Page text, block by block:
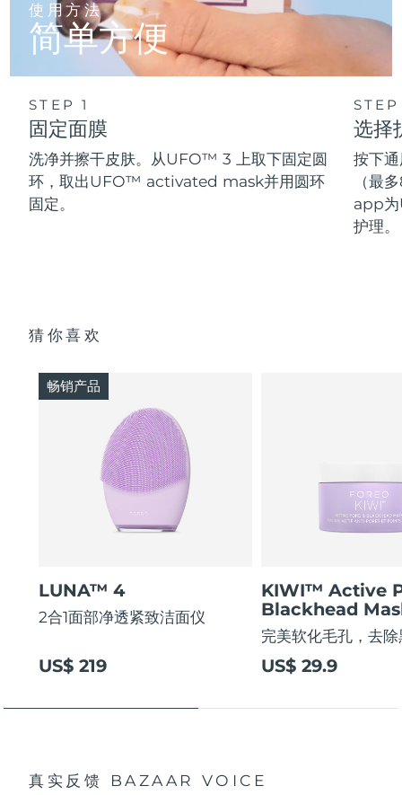
使用方法
简单方便
STEP 1
固定面膜
洗净并擦干皮肤。从UFO™ 3 上取下固定圆
环，取出UFO™ activated mask并用圆环
固定。
选择
按下
（最
app
护理。
猜你喜欢
LUNA™ 4
2合1面部净透紧致洁面仪
US$ 219
畅销产品
KIWI™ Active
Blackhead
完美软化毛孔，去
US$ 29.9
真实反馈 BAZAAR VOICE